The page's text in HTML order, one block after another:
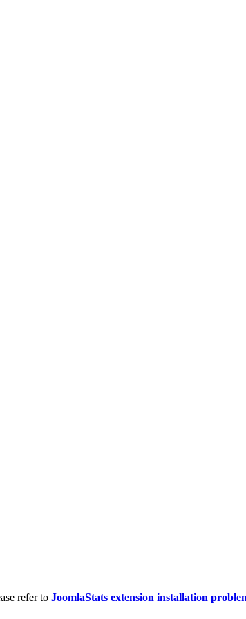
refer to JoomlaStats extension installation